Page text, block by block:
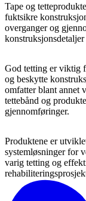
Tape og
fuktsikre
overganger og
God tetting er viktig
og beskytte
omfatter blant annet
tettebånd og
gjennomføringer.
Produktene er
systemløsninger for
varig tetting og